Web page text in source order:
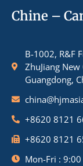
Chine –
B-1002, R&F
ZhuJiang
Guangdong,
+8620 8121
+8620 8121
Mon-Fri :